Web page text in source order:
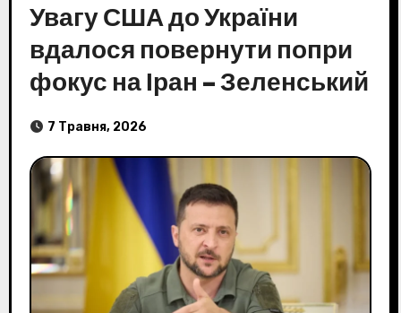
Увагу США до України
вдалося повернути попри
фокус на Іран – Зеленський
7 Травня, 2026